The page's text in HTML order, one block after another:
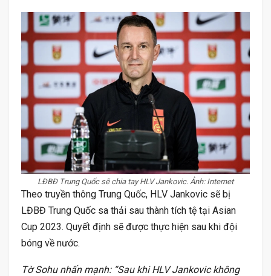
LĐBĐ Trung Quốc sẽ chia tay HLV Jankovic. Ảnh: Internet
Theo truyền thông Trung Quốc, HLV Jankovic sẽ bị
LĐBĐ Trung Quốc sa thải sau thành tích tệ tại Asian
Cup 2023. Quyết định sẽ được thực hiện sau khi đội
bóng về nước.
Tờ Sohu nhấn mạnh: “Sau khi HLV Jankovic không